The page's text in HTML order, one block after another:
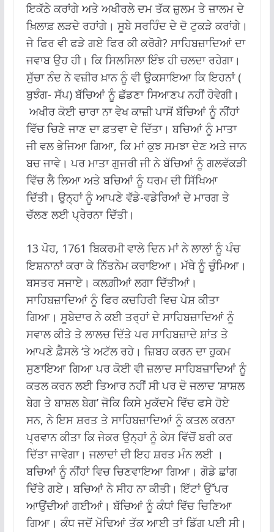
ਇਕੱਠੇ ਕਰਾਂਗੇ ਅਤੇ ਅਖੀਰਲੇ ਦਮ ਤੱਕ ਜ਼ੁਲਮ ਤੇ ਜ਼ਾਲਮ ਦੇ
ਖ਼ਿਲਾਫ਼ ਲੜਦੇ ਰਹਾਂਗੇ। ਸੂਬੇ ਸਰਹਿੰਦ ਦੇ ਦੋ ਟੁਕੜੇ ਕਰਾਂਗੇ।
ਜੇ ਫਿਰ ਵੀ ਫੜੇ ਗਏ ਫਿਰ ਕੀ ਕਰੋਗੇ? ਸਾਹਿਬਜ਼ਾਦਿਆਂ ਦਾ
ਜਵਾਬ ਉਹ ਹੀ। ਕਿ ਸਿਲਸਿਲਾ ਇੰਝ ਹੀ ਚਲਦਾ ਰਹੇਗਾ।
ਸੁੱਚਾ ਨੰਦ ਨੇ ਵਜ਼ੀਰ ਖ਼ਾਨ ਨੂੰ ਵੀ ਉਕਸਾਇਆ ਕਿ ਇਹਨਾਂ (
ਬੁਝੰਗ- ਸੱਪ) ਬੱਚਿਆਂ ਨੂੰ ਛੱਡਣਾ ਸਿਆਣਪ ਨਹੀਂ ਹੋਵੇਗੀ।
ਅਖੀਰ ਕੋਈ ਚਾਰਾ ਨਾ ਵੇਖ ਕਾਜ਼ੀ ਪਾਸੋਂ ਬੱਚਿਆਂ ਨੂੰ ਨੀਂਹਾਂ
ਵਿੱਚ ਚਿਣੇ ਜਾਣ ਦਾ ਫ਼ਤਵਾ ਦੇ ਦਿੱਤਾ। ਬਚਿਆਂ ਨੂੰ ਮਾਤਾ
ਜੀ ਵਲ ਭੇਜਿਆ ਗਿਆ, ਕਿ ਮਾਂ ਕੁਝ ਸਮਝਾ ਦੇਣ ਅਤੇ ਜਾਨ
ਬਚ ਜਾਵੇ। ਪਰ ਮਾਤਾ ਗੁਜਰੀ ਜੀ ਨੇ ਬੱਚਿਆਂ ਨੂੰ ਗਲਵੱਕੜੀ
ਵਿੱਚ ਲੈ ਲਿਆ ਅਤੇ ਬਚਿਆਂ ਨੂੰ ਧਰਮ ਦੀ ਸਿੱਖਿਆ
ਦਿੱਤੀ। ਉਨ੍ਹਾਂ ਨੂੰ ਆਪਣੇ ਵੱਡੇ-ਵਡੇਰਿਆਂ ਦੇ ਮਾਰਗ ਤੇ
ਚੱਲਣ ਲਈ ਪ੍ਰੇਰਨਾ ਦਿੱਤੀ।
13 ਪੋਹ, 1761 ਬਿਕਰਮੀ ਵਾਲੇ ਦਿਨ ਮਾਂ ਨੇ ਲਾਲਾਂ ਨੂੰ ਪੰਚ
ਇਸ਼ਨਾਨਾਂ ਕਰਾ ਕੇ ਨਿੱਤਨੇਮ ਕਰਾਇਆ। ਮੱਥੇ ਨੂੰ ਚੁੰਮਿਆ।
ਬਸਤਰ ਸਜਾਏ। ਕਲਗ਼ੀਆਂ ਲਗਾ ਦਿੱਤੀਆਂ।
ਸਾਹਿਬਜ਼ਾਦਿਆਂ ਨੂੰ ਫਿਰ ਕਚਹਿਰੀ ਵਿਚ ਪੇਸ਼ ਕੀਤਾ
ਗਿਆ। ਸੂਬੇਦਾਰ ਨੇ ਕਈ ਤਰ੍ਹਾਂ ਦੇ ਸਾਹਿਬਜ਼ਾਦਿਆਂ ਨੂੰ
ਸਵਾਲ ਕੀਤੇ ਤੇ ਲਾਲਚ ਦਿੱਤੇ ਪਰ ਸਾਹਿਬਜ਼ਾਦੇ ਸ਼ਾਂਤ ਤੇ
ਆਪਣੇ ਫ਼ੈਸਲੇ ‘ਤੇ ਅਟੱਲ ਰਹੇ। ਜ਼ਿਬਹ ਕਰਨ ਦਾ ਹੁਕਮ
ਸੁਣਾਇਆ ਗਿਆ ਪਰ ਕੋਈ ਵੀ ਜ਼ਲਾਦ ਸਾਹਿਬਜ਼ਾਦਿਆਂ ਨੂੰ
ਕਤਲ ਕਰਨ ਲਈ ਤਿਆਰ ਨਹੀਂ ਸੀ ਪਰ ਦੋ ਜਲਾਦ ‘ਸ਼ਾਸ਼ਲ
ਬੇਗ ਤੇ ਬਾਸ਼ਲ ਬੇਗ’ ਜੋਕਿ ਕਿਸੇ ਮੁਕੱਦਮੇ ਵਿੱਚ ਫਸੇ ਹੋਏ
ਸਨ, ਨੇ ਇਸ ਸ਼ਰਤ ਤੇ ਸਾਹਿਬਜ਼ਾਦਿਆਂ ਨੂੰ ਕਤਲ ਕਰਨਾ
ਪ੍ਰਵਾਨ ਕੀਤਾ ਕਿ ਜੇਕਰ ਉਨ੍ਹਾਂ ਨੂੰ ਕੇਸ ਵਿੱਚੋਂ ਬਰੀ ਕਰ
ਦਿੱਤਾ ਜਾਵੇਗਾ। ਜਲਾਦਾਂ ਦੀ ਇਹ ਸ਼ਰਤ ਮੰਨ ਲਈ ।
ਬਚਿਆਂ ਨੂੰ ਨੀਂਹਾਂ ਵਿਚ ਚਿਣਵਾਇਆ ਗਿਆ। ਗੋਡੇ ਛਾਂਗ
ਦਿੱਤੇ ਗਏ। ਬਚਿਆਂ ਨੇ ਸੀਹ ਨਾ ਕੀਤੀ। ਇੱਟਾਂ ਉੱਪਰ
ਆਉਂਦੀਆਂ ਗਈਆਂ। ਬੱਚਿਆਂ ਨੂੰ ਕੰਧਾਂ ਵਿੱਚ ਚਿਣਿਆ
ਗਿਆ। ਕੰਧ ਜਦੋਂ ਮੋਢਿਆਂ ਤੱਕ ਆਈ ਤਾਂ ਡਿੱਗ ਪਈ ਸੀ।